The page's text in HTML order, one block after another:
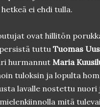
ei ehdi tulla.
ovat hillitön
tuttuTuomas
hurmannut Maria
tuloksin ja lopulta
lavalle nostettu nuori
mitä